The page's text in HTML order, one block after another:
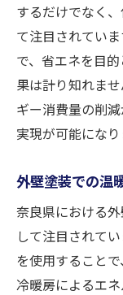
するだけでなく
て注目されてい
で、省エネを目
果は計り知れま
ギー消費量の削
実現が可能になり
外壁塗装での温
奈良県における
して注目されて
を使用すること
冷暖房によるエ